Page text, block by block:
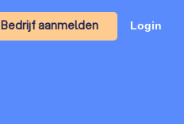
Bedrijf aanmelden Login